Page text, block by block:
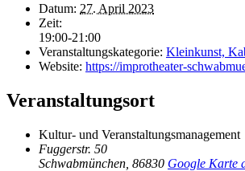
Datum: 27. April 2023
Zeit:
19:00-21:00
Veranstaltungskategorie: Kleinkunst,
Website: https://improtheater-
Veranstaltungsort
Kultur- und Veranstaltungsmanagement
Fuggerstr. 50
Schwabmünchen 86830 Google Karte